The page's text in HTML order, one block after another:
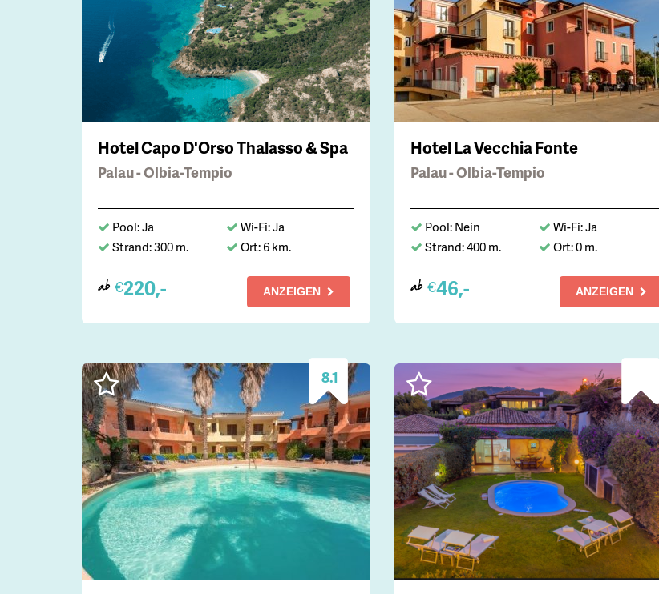
Hotel Capo D'Orso Thalasso & Spa
Palau - Olbia-Tempio
Pool: Ja
Wi-Fi: Ja
Strand: 300 m.
Ort: 6 km.
ab €220,- ANZEIGEN
Hotel La Vecchia Fonte
Palau - Olbia-Tempio
Pool: Nein
Wi-Fi: Ja
Strand: 400 m.
Ort: 0 m.
ab €46,- ANZEIGEN
8.1